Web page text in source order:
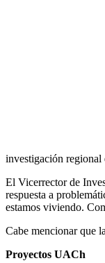
investigación regional
El Vicerrector de
respuesta a
estamos viviendo.
Cabe mencionar que
Proyectos UACh